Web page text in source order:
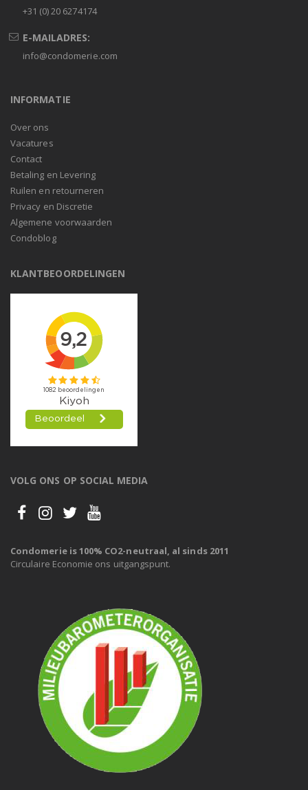
+31 (0) 20 6274174
E-MAILADRES:
info@condomerie.com
INFORMATIE
Over ons
Vacatures
Contact
Betaling en Levering
Ruilen en retourneren
Privacy en Discretie
Algemene voorwaarden
Condoblog
KLANTBEOORDELINGEN
VOLG ONS OP SOCIAL MEDIA
Condomerie is 100% CO2-neutraal, al sinds 2011
Circulaire Economie ons uitgangspunt.